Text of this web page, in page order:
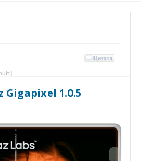
Gigapixel 1.0.5